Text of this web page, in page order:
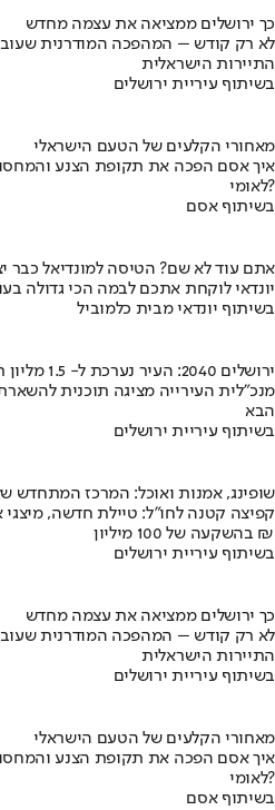
כך ירושלים ממציאה את עצמה מחדש
לא רק קודש – המהפכה המודרנית
התיירות הישראלית
בשיתוף עיריית ירושלים
מאחורי הקלעים של הטעם הישראלי
לאומי?
בשיתוף אסם
אתם עוד לא שם? הטיסה למונדיאל כבר
יונדאי לוקחת אתכם לבמה הכי גדולה
בשיתוף יונדאי מבית כלמוביל
ירושלים 2040: העיר נערכת ל- 1.5 מליון תושבים
מנכ"לית העירייה מציגה תוכנית
הבא
בשיתוף עיריית ירושלים
שופינג, אמנות ואוכל: המרכז המתחדש
קפיצה קטנה לחו"ל: טיילת חדשה, מיצגי
בהשקעה של 100 מיליון ₪
בשיתוף עיריית ירושלים
כך ירושלים ממציאה את עצמה מחדש
לא רק קודש – המהפכה המודרנית
התיירות הישראלית
בשיתוף עיריית ירושלים
מאחורי הקלעים של הטעם הישראלי
לאומי?
בשיתוף אסם